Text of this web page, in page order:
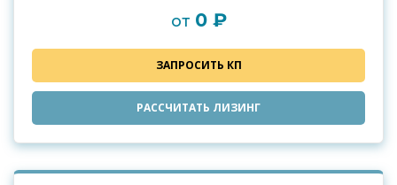
от 0 ₽
ЗАПРОСИТЬ КП
РАССЧИТАТЬ ЛИЗИНГ